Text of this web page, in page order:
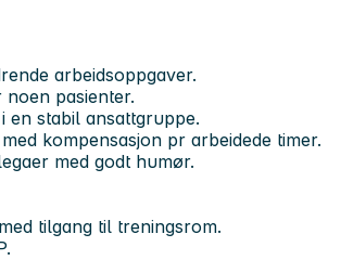
arbeidsoppgaver.
pasienter.
en stabil ansattgruppe.
kompensasjon pr arbeidede timer.
med godt humør.
tilgang til treningsrom.